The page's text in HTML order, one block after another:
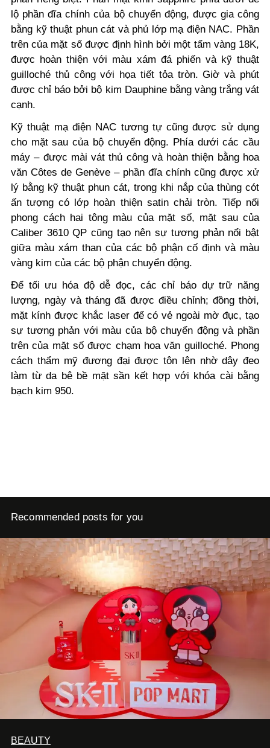
lộ phần đĩa chính của bộ chuyển động, được gia công
bằng kỹ thuật phun cát và phủ lớp mạ điện NAC. Phần
trên của mặt số được định hình bởi một tấm vàng 18K,
được hoàn thiện với màu xám đá phiến và kỹ thuật
guilloché thủ công với họa tiết tỏa tròn. Giờ và phút
được chỉ báo bởi bộ kim Dauphine bằng vàng trắng vát
cạnh.
Kỹ thuật mạ điện NAC tương tự cũng được sử dụng
cho mặt sau của bộ chuyển động. Phía dưới các cầu
máy – được mài vát thủ công và hoàn thiện bằng hoa
văn Côtes de Genève – phần đĩa chính cũng được xử
lý bằng kỹ thuật phun cát, trong khi nắp của thùng cót
ấn tượng có lớp hoàn thiện satin chải tròn. Tiếp nối
phong cách hai tông màu của mặt số, mặt sau của
Caliber 3610 QP cũng tạo nên sự tương phản nổi bật
giữa màu xám than của các bộ phận cố định và màu
vàng kim của các bộ phận chuyển động.
Để tối ưu hóa độ dễ đọc, các chỉ báo dự trữ năng
lượng, ngày và tháng đã được điều chỉnh; đồng thời,
mặt kính được khắc laser để có vẻ ngoài mờ đục, tạo
sự tương phản với màu của bộ chuyển động và phần
trên của mặt số được chạm hoa văn guilloché. Phong
cách thẩm mỹ đương đại được tôn lên nhờ dây đeo
làm từ da bê bề mặt sần kết hợp với khóa cài bằng
bạch kim 950.
Recommended posts for you
BEAUTY